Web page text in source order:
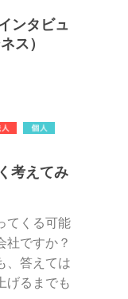
ンタビュ
ス）
考えてみ
てくる可能
社ですか？
、答えては
げるまでも